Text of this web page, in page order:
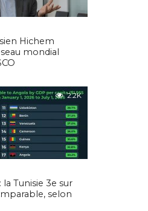
Hichem
mondial
2.2K
Tunisie 3e sur
selon